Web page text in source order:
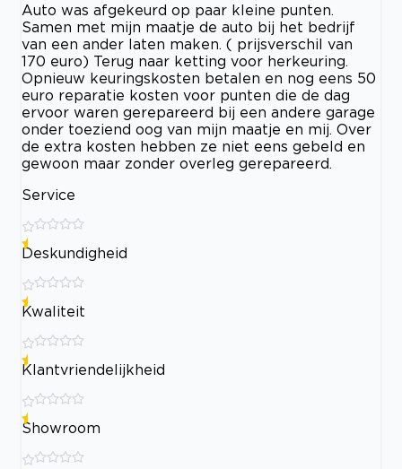
Auto was afgekeurd op paar kleine punten.
Samen met mijn maatje de auto bij het bedrijf
van een ander laten maken. ( prijsverschil van
170 euro) Terug naar ketting voor herkeuring.
Opnieuw keuringskosten betalen en nog eens 50
euro reparatie kosten voor punten die de dag
ervoor waren gerepareerd bij een andere garage
onder toeziend oog van mijn maatje en mij. Over
de extra kosten hebben ze niet eens gebeld en
gewoon maar zonder overleg gerepareerd.
Service
Deskundigheid
Kwaliteit
Klantvriendelijkheid
Showroom